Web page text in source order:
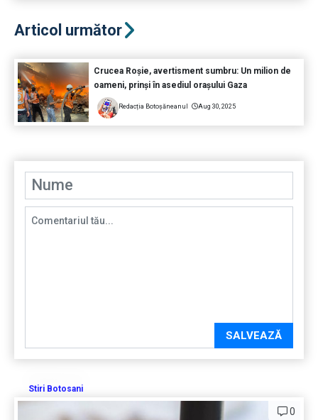
Articol următor
Crucea Roșie, avertisment sumbru: Un milion de
oameni, prinși în asediul orașului Gaza
Redacția Botoșăneanul Aug 30, 2025
SALVEAZĂ
Stiri Botosani
0